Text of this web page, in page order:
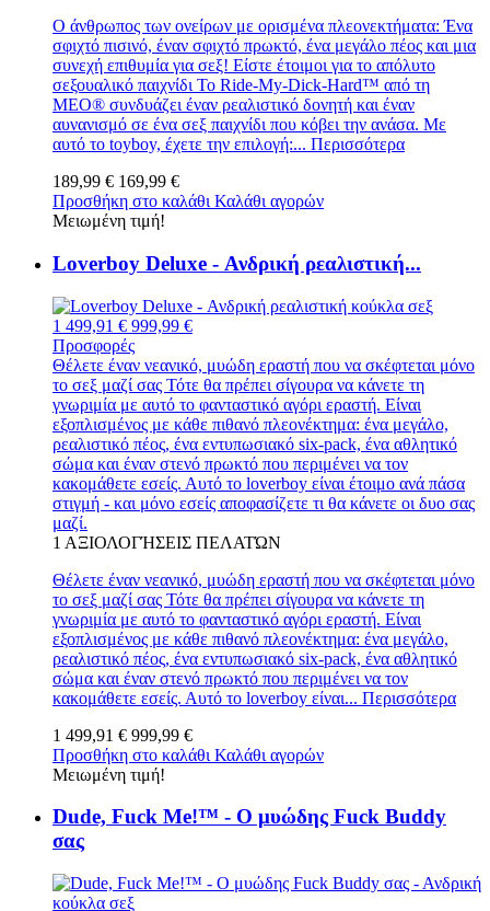
Ο άνθρωπος των ονείρων με ορισμένα πλεονεκτήματα: Ένα
σφιχτό πισινό, έναν σφιχτό πρωκτό, ένα μεγάλο πέος και μια
συνεχή επιθυμία για σεξ! Είστε έτοιμοι για το απόλυτο
σεξουαλικό παιχνίδι Το Ride-My-Dick-Hard™ από τη
MEO® συνδυάζει έναν ρεαλιστικό δονητή και έναν
αυνανισμό σε ένα σεξ παιχνίδι που κόβει την ανάσα. Με
αυτό το toyboy, έχετε την επιλογή:... Περισσότερα
189,99 € 169,99 €
Προσθήκη στο καλάθι Καλάθι αγορών
Μειωμένη τιμή!
Loverboy Deluxe - Ανδρική ρεαλιστική...
1 499,91 € 999,99 €
Προσφορές
Θέλετε έναν νεανικό, μυώδη εραστή που να σκέφτεται μόνο
το σεξ μαζί σας Τότε θα πρέπει σίγουρα να κάνετε τη
γνωριμία με αυτό το φανταστικό αγόρι εραστή. Είναι
εξοπλισμένος με κάθε πιθανό πλεονέκτημα: ένα μεγάλο,
ρεαλιστικό πέος, ένα εντυπωσιακό six-pack, ένα αθλητικό
σώμα και έναν στενό πρωκτό που περιμένει να τον
κακομάθετε εσείς. Αυτό το loverboy είναι έτοιμο ανά πάσα
στιγμή - και μόνο εσείς αποφασίζετε τι θα κάνετε οι δυο σας
μαζί.
1 ΑΞΙΟΛΟΓΉΣΕΙΣ ΠΕΛΑΤΏΝ
Θέλετε έναν νεανικό, μυώδη εραστή που να σκέφτεται μόνο
το σεξ μαζί σας Τότε θα πρέπει σίγουρα να κάνετε τη
γνωριμία με αυτό το φανταστικό αγόρι εραστή. Είναι
εξοπλισμένος με κάθε πιθανό πλεονέκτημα: ένα μεγάλο,
ρεαλιστικό πέος, ένα εντυπωσιακό six-pack, ένα αθλητικό
σώμα και έναν στενό πρωκτό που περιμένει να τον
κακομάθετε εσείς. Αυτό το loverboy είναι... Περισσότερα
1 499,91 € 999,99 €
Προσθήκη στο καλάθι Καλάθι αγορών
Μειωμένη τιμή!
Dude, Fuck Me!™ - Ο μυώδης Fuck Buddy
σας